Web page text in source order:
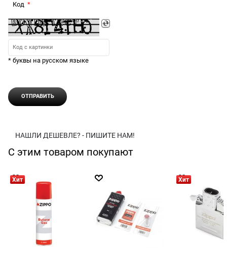
Код
* буквы на русском языке
НАШЛИ ДЕШЕВЛЕ? - ПИШИТЕ НАМ!
С этим товаром покупают
Хит Хит